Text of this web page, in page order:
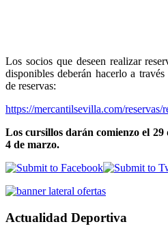
Los socios que deseen realizar
disponibles deberán hacerlo a
de reservas:
https://mercantilsevilla.com/reservas/
Los cursillos darán comienzo el
4 de marzo.
Actualidad Deportiva